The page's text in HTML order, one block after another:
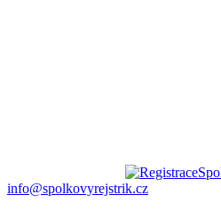
info@spolkovyrejstrik.cz